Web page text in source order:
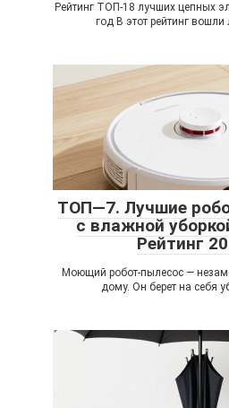
Рейтинг ТОП-18 лучших цепных
год В этот рейтинг
ТОП—7. Лучшие
с влажной
Рейтинг
Моющий робот-пылесос —
дому. Он берет на себя